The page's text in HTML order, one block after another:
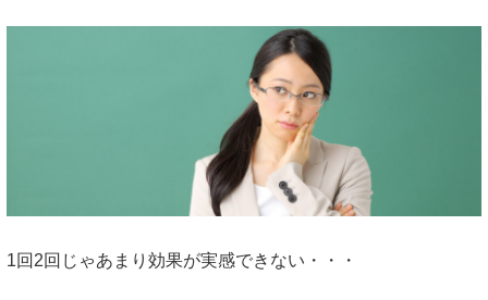
1回2回じゃあまり効果が実感できない・・・